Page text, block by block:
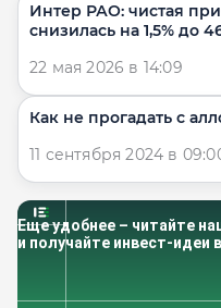
Интер РАО: чистая
22 мая 2026 в 14:09
​​Как не прогадать с
11 сентября 2024 в
Еще удобнее – читайте
и получайте инвест-идеи